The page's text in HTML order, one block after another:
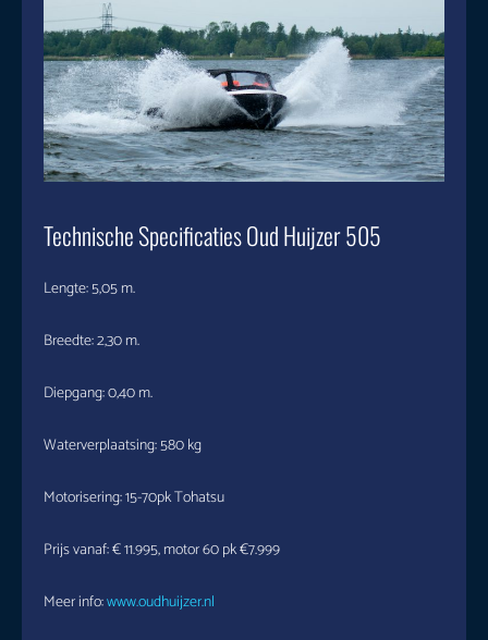
Technische Specificaties Oud Huijzer 505
Lengte: 5,05 m.
Breedte: 2,30 m.
Diepgang: 0,40 m.
Waterverplaatsing: 580 kg
Motorisering: 15-70pk Tohatsu
Prijs vanaf: € 11.995, motor 60 pk €7.999
Meer info:www.oudhuijzer.nl